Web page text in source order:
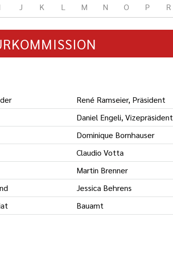
J K L M N O P R
René Ramseier, Präsident
Daniel Engeli, Vizepräsident
Dominique Bornhauser
Claudio Votta
Martin Brenner
Jessica Behrens
Bauamt